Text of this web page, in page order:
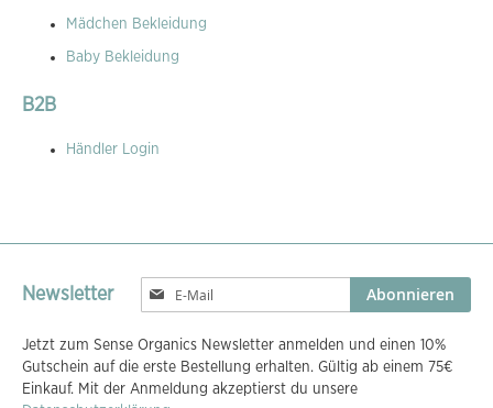
Mädchen Bekleidung
Baby Bekleidung
B2B
Händler Login
Newsletter
Melden
Sie
für
unseren
Newsletter
Abonnieren
Jetzt zum Sense Organics Newsletter anmelden und einen 10%
Gutschein auf die erste Bestellung erhalten. Gültig ab einem 75€
Einkauf. Mit der Anmeldung akzeptierst du unsere